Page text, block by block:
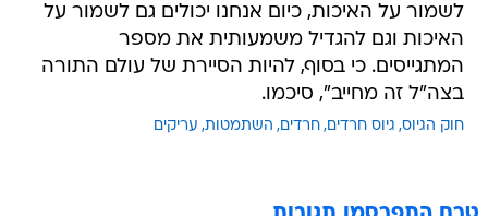
לשמור על האיכות, כיום אנחנו יכולים גם לשמור על
האיכות וגם להגדיל משמעותית את מספר
המתגייסים. כי בסוף, להיות הסיירת של עולם התורה
בצה"ל זה מחייב", סיכמו.
חוק הגיוס גיוס חרדים חרדים השתמטות עריקים